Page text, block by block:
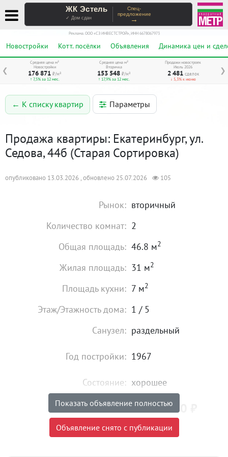
ЖК Эстель
✓ Дом сдан
Спец-
предложение
→
Реклама. ООО «СЗ ИНВЕСТСТРОЙ», ИНН 6678067973
Новостройки Котт. посёлки Объявления Динамика цен и
❮ ❯
Средняя цена м²
Новостройки
176 871 ₽/м²
↑ 7,5% за 12 мес.
Средняя цена м²
Вторичка
153 548 ₽/м²
↑ 17,9% за 12 мес.
Продажи новостроек
Июль 2026
2 481 сделок
↓ 5,3% к июню
← К списку квартир Параметры
Продажа квартиры: Екатеринбург, ул.
Седова, 44б (Старая Сортировка)
опубликовано 13.03.2026 , обновлено 25.07.2026 105
Рынок: вторичный
Количество комнат: 2
Общая площадь: 46.8 м2
Жилая площадь: 31 м2
Площадь кухни: 7 м2
Этаж/Этажность дома: 1 / 5
Санузел: раздельный
Год постройки: 1967
Состояние: хорошее
Цена: 4 150 000
Объявление снято с публикации
Показать объявление полностью
Объявление снято с публикации